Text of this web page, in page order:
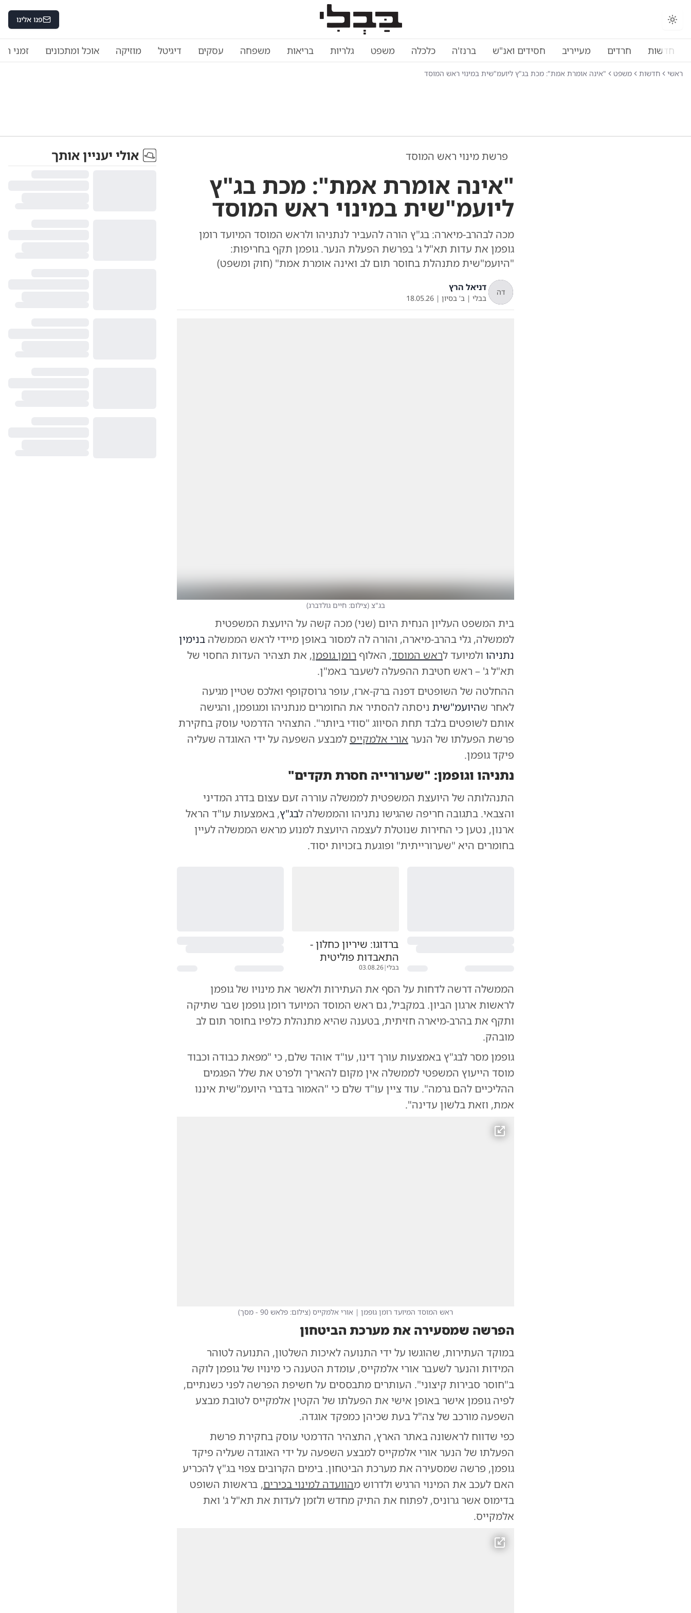
פנו אלינו
חדשות חרדים מעייריב חסידים ואנ"ש ברנז'ה כלכלה משפט גלריות בריאות משפחה עסקים דיגיטל מוזיקה אוכל ומתכונים זמני
ראשי חדשות משפט "אינה אומרת אמת": מכת בג"ץ ליועמ"שית במינוי ראש המוסד
פרשת מינוי ראש המוסד
"אינה אומרת אמת": מכת בג"ץ
ליועמ"שית במינוי ראש המוסד
מכה לבהרב-מיארה: בג"ץ הורה להעביר לנתניהו ולראש המוסד המיועד רומן
גופמן את עדות תא"ל ג' בפרשת הפעלת הנער. גופמן תקף בחריפות:
"היועמ"שית מתנהלת בחוסר תום לב ואינה אומרת אמת" (חוק ומשפט)
דה דניאל הרץ
בבלי| ב' בסיון |
18.05.26
בג"צ (צילום: חיים גולדברג)
בית המשפט העליון הנחית היום (שני) מכה קשה על היועצת המשפטית
לממשלה, גלי בהרב-מיארה, והורה לה למסור באופן מיידי לראש הממשלה בנימין
נתניהוולמיועד לראש המוסד, האלוף רומן גופמן, את תצהיר העדות החסוי של
תא"ל ג' – ראש חטיבת ההפעלה לשעבר באמ"ן.
ההחלטה של השופטים דפנה ברק-ארז, עופר גרוסקופף ואלכס שטיין מגיעה
לאחר שהיועמ"שיתניסתה להסתיר את החומרים מנתניהו ומגופמן, והגישה
אותם לשופטים בלבד תחת הסיווג "סודי ביותר". התצהיר הדרמטי עוסק בחקירת
פרשת הפעלתו של הנער אורי אלמקייס למבצע השפעה על ידי האוגדה שעליה
פיקד גופמן.
נתניהו וגופמן: "שערורייה חסרת תקדים"
התנהלותה של היועצת המשפטית לממשלה עוררה זעם עצום בדרג המדיני
והצבאי. בתגובה חריפה שהגישו נתניהו והממשלה לבג"ץ, באמצעות עו"ד הראל
ארנון, נטען כי החירות שנוטלת לעצמה היועצת למנוע מראש הממשלה לעיין
בחומרים היא "שערורייתית" ופוגעת בזכויות יסוד.
ברדוגו: שיריון כחלון -
התאבדות פוליטית
בבלי|
03.08.26
הממשלה דרשה לדחות על הסף את העתירות ולאשר את מינויו של גופמן
לראשות ארגון הביון. במקביל, גם ראש המוסד המיועד רומן גופמן שבר שתיקה
ותקף את בהרב-מיארה חזיתית, בטענה שהיא מתנהלת כלפיו בחוסר תום לב
מובהק.
גופמן מסר לבג"ץ באמצעות עורך דינו, עו"ד אוהד שלם, כי "מפאת כבודה וכבוד
מוסד הייעוץ המשפטי לממשלה אין מקום להאריך ולפרט את שלל הפגמים
ההליכיים להם גרמה". עוד ציין עו"ד שלם כי "האמור בדברי היועמ"שית איננו
אמת, וזאת בלשון עדינה".
ראש המוסד המיועד רומן גופמן | אורי אלמקייס (צילום: פלאש 90 - מסך )
הפרשה שמסעירה את מערכת הביטחון
במוקד העתירות, שהוגשו על ידי התנועה לאיכות השלטון, התנועה לטוהר
המידות והנער לשעבר אורי אלמקייס, עומדת הטענה כי מינויו של גופמן לוקה
ב"חוסר סבירות קיצוני". העותרים מתבססים על חשיפת הפרשה לפני כשנתיים,
לפיה גופמן אישר באופן אישי את הפעלתו של הקטין אלמקייס לטובת מבצע
השפעה מורכב של צה"ל בעת שכיהן כמפקד אוגדה.
כפי שדווח לראשונה באתר הארץ, התצהיר הדרמטי עוסק בחקירת פרשת
הפעלתו של הנער אורי אלמקייס למבצע השפעה על ידי האוגדה שעליה פיקד
גופמן, פרשה שמסעירה את מערכת הביטחון. בימים הקרובים צפוי בג"ץ להכריע
האם לעכב את המינוי הרגיש ולדרוש מהוועדה למינוי בכירים, בראשות השופט
בדימוס אשר גרוניס, לפתוח את התיק מחדש ולזמן לעדות את תא"ל ג' ואת
אלמקייס.
אולי יעניין אותך